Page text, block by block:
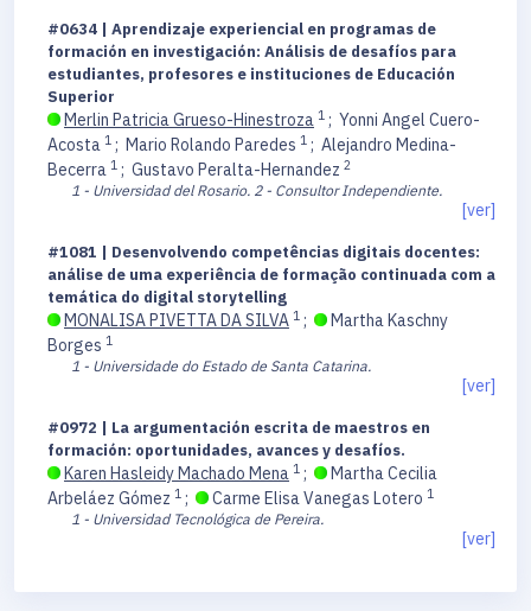
#0634 | Aprendizaje experiencial en programas de
formación en investigación: Análisis de desafíos para
estudiantes, profesores e instituciones de Educación
Superior
Merlin Patricia Grueso-Hinestroza 1 ; Yonni Angel Cuero-
Acosta 1 ; Mario Rolando Paredes 1 ; Alejandro Medina-
Becerra 1 ; Gustavo Peralta-Hernandez 2
1 - Universidad del Rosario. 2 - Consultor Independiente.
[ver]
#1081 | Desenvolvendo competências digitais docentes:
análise de uma experiência de formação continuada com a
temática do digital storytelling
MONALISA PIVETTA DA SILVA 1 ;
Martha Kaschny
Borges 1
1 - Universidade do Estado de Santa Catarina.
[ver]
#0972 | La argumentación escrita de maestros en
formación: oportunidades, avances y desafíos.
Karen Hasleidy Machado Mena 1 ;
Martha Cecilia
Arbeláez Gómez 1 ; Carme Elisa Vanegas Lotero 1
1 - Universidad Tecnológica de Pereira.
[ver]